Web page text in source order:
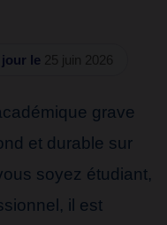
le 25 juin 2026
grave
et durable sur
soyez étudiant,
il est